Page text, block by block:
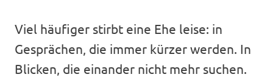
Viel häufiger stirbt eine Ehe leise: in
Gesprächen, die immer kürzer werden. In
Blicken, die einander nicht mehr suchen.